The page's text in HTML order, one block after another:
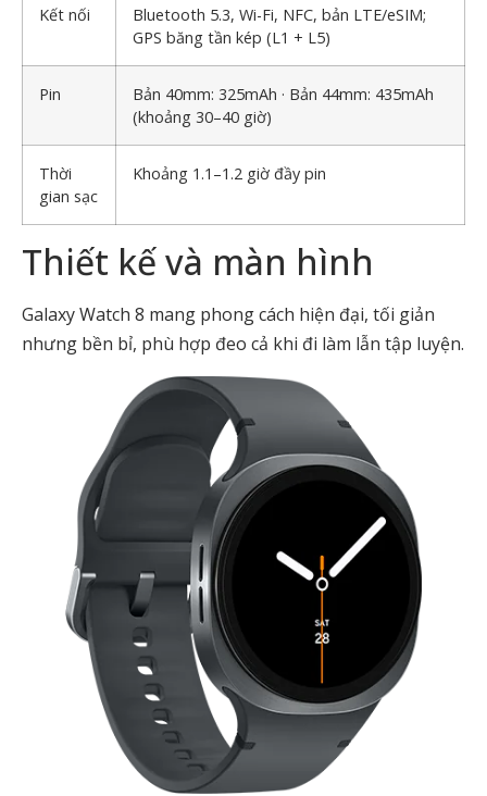
Kết nối
Bluetooth 5.3, Wi-Fi, NFC, bản LTE/eSIM;
GPS băng tần kép (L1 + L5)
Pin
Bản 40mm: 325mAh · Bản 44mm: 435mAh
(khoảng 30–40 giờ)
Thời
gian sạc
Khoảng 1.1–1.2 giờ đầy pin
Thiết kế và màn hình
Galaxy Watch 8 mang phong cách hiện đại, tối giản
nhưng bền bỉ, phù hợp đeo cả khi đi làm lẫn tập luyện.